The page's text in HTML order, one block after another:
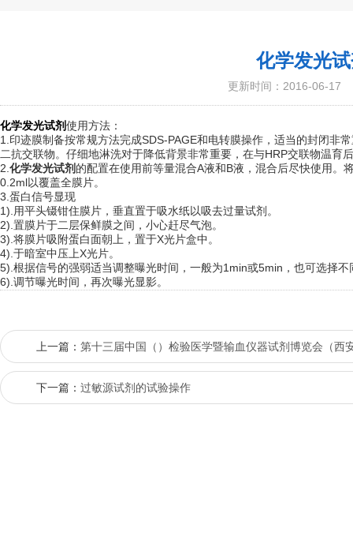
化学发光
更新时间：2016-06-17
化学发光试剂使用方法：
1.印迹膜制备按常规方法完成SDS-PAGE和电转膜操作，适当的封闭非
二抗交联物。仔细地淋洗对于降低背景非常重要，在与HRP交联物温
2. 化学发光试剂 的配置在使用前等量混合A液和B液，混合后尽快使用
0.2ml以覆盖全膜片。
3.蛋白信号显现
1).用平头镊钳住膜片，垂直置于吸水纸以吸去过量试剂。
2).置膜片于二层保鲜膜之间，小心赶尽气泡。
3).将膜片吸附蛋白面朝上，置于X光片盒中。
4).于暗室中压上X光片。
5).根据信号的强弱适当调整曝光时间，一般为1min或5min，也可选择
6).调节曝光时间，再次曝光显影。
上一篇： 第十三届中国（）检验医学暨输血仪器试剂博览会（西
下一篇： 过敏源试剂的试验操作